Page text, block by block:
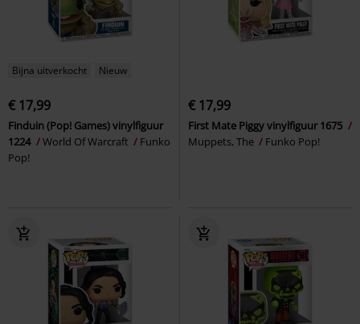
Bijna uitverkocht Nieuw
€ 17,99
Finduin (Pop! Games) vinylfiguur
1224
World Of Warcraft
Funko
Pop!
€ 17,99
First Mate Piggy vinylfiguur 1675
Muppets, The
Funko Pop!